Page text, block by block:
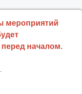
мероприятий
началом.